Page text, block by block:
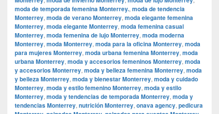
moda de temporada femenina Monterrey., moda de tendencia
Monterrey, moda de verano Monterrey, moda elegante femenina
Monterrey, moda elegante Monterrey, moda femenina casual
Monterrey, moda femenina de lujo Monterrey, moda moderna
Monterrey, moda Monterrey, moda para la oficina Monterrey, moda
para mujeres Monterrey, moda urbana femenina Monterrey, moda
urbana Monterrey, moda y accesorios femeninos Monterrey, moda
y accesorios Monterrey, moda y belleza femenina Monterrey, moda
y belleza Monterrey, moda y bienestar Monterrey, moda y cuidado
Monterrey, moda y estilo femenino Monterrey, moda y estilo
Monterrey, moda y tendencias de temporada Monterrey, moda y
tendencias Monterrey, nutrición Monterrey, onava agency, pedicura